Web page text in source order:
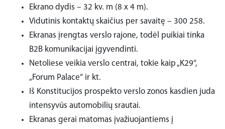
Ekrano dydis – 32 kv. m (8 x 4 m).
Vidutinis kontaktų skaičius per savaitę – 300 258.
Ekranas įrengtas verslo rajone, todėl puikiai tinka
B2B komunikacijai įgyvendinti.
Netoliese veikia verslo centrai, tokie kaip „K29“,
„Forum Palace“ ir kt.
Iš Konstitucijos prospekto verslo zonos kasdien juda
intensyvūs automobilių srautai.
Ekranas gerai matomas įvažiuojantiems į